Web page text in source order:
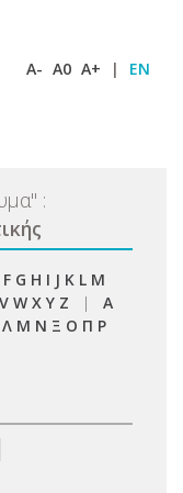
A- A0 A+ | EN
" :
F G H I J K L M
V W X Y Z | Α
Λ Μ Ν Ξ Ο Π Ρ